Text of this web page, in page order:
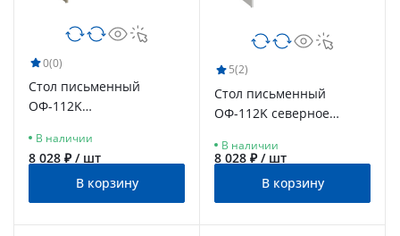
0(0)
Стол письменный
ОФ-112K
В наличии
8 028 ₽ / шт
В корзину
5(2)
Стол письменный
ОФ-112K северное
В наличии
8 028 ₽ / шт
В корзину